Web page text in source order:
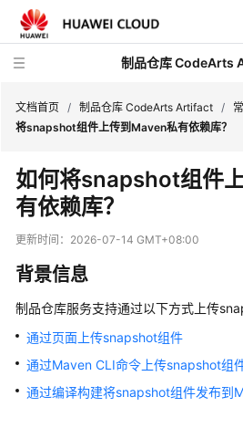
制品仓库 CodeArts
最
新
动
产
品
介
快
速
文档首页 / 制品仓库 CodeArts Artifact /
将snapshot组件上传到Maven私有依赖库？
如何将snapshot组件
有依赖库？
更新时间： 2026-07-14 GMT+08:00
背景信息
制品仓库服务支持通过以下方式上传
通过页面上传snapshot组件
通过Maven CLI命令上传snapshot组
通过编译构建将snapshot组件发布到